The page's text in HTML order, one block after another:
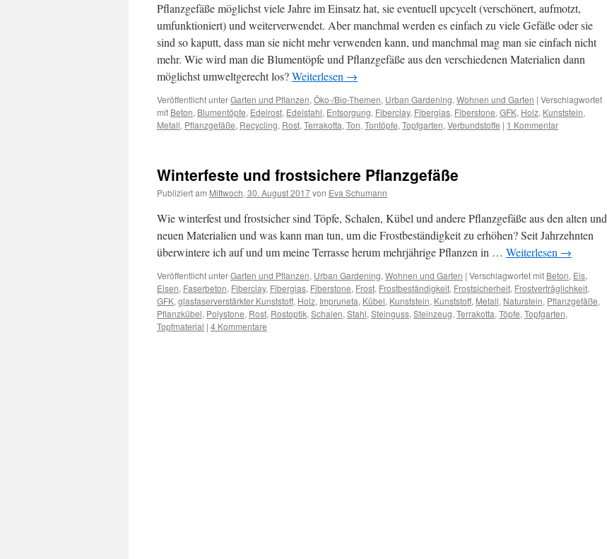
Pflanzgefäße möglichst viele Jahre im Einsatz hat, sie eventuell upcycelt (verschönert, aufmotzt,
umfunktioniert) und weiterverwendet. Aber manchmal werden es einfach zu viele Gefäße oder sie
sind so kaputt, dass man sie nicht mehr verwenden kann, und manchmal mag man sie einfach nicht
mehr. Wie wird man die Blumentöpfe und Pflanzgefäße aus den verschiedenen Materialien dann
möglichst umweltgerecht los?Weiterlesen →
Veröffentlicht unterGarten und Pflanzen, Öko-/Bio-Themen, Urban Gardening, Wohnen und Garten | Verschlagwortet
mit Beton, Blumentöpfe, Edelrost, Edelstahl, Entsorgung, Fiberclay, Fiberglas, Fiberstone, GFK, Holz, Kunststein,
Metall, Pflanzgefäße, Recycling, Rost, Terrakotta, Ton, Tontöpfe, Topfgarten, Verbundstoffe | 1 Kommentar
Winterfeste und frostsichere Pflanzgefäße
Publiziert am Mittwoch, 30. August 2017von Eva Schumann
Wie winterfest und frostsicher sind Töpfe, Schalen, Kübel und andere Pflanzgefäße aus den alten und
neuen Materialien und was kann man tun, um die Frostbeständigkeit zu erhöhen? Seit Jahrzehnten
überwintere ich auf und um meine Terrasse herum mehrjährige Pflanzen in … Weiterlesen →
Veröffentlicht unterGarten und Pflanzen, Urban Gardening, Wohnen und Garten | Verschlagwortet mit Beton, Eis,
Eisen, Faserbeton, Fiberclay, Fiberglas, Fiberstone, Frost, Frostbeständigkeit, Frostsicherheit, Frostverträglichkeit,
GFK, glasfaserverstärkter Kunststoff, Holz, Impruneta, Kübel, Kunststein, Kunststoff, Metall, Naturstein, Pflanzgefäße,
Pflanzkübel, Polystone, Rost, Rostoptik, Schalen, Stahl, Steinguss, Steinzeug, Terrakotta, Töpfe, Topfgarten,
Topfmaterial | 4 Kommentare